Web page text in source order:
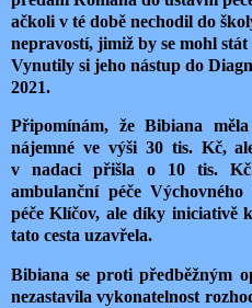
ačkoli v té době nechodil do
nepravostí, jimiž by se mohl
Vynutily si jeho nástup do
2021.
Připomínám, že Bibiana
nájemné ve výši 30 tis. Kč,
v nadaci přišla o 10 tis.
ambulanční péče
péče Klíčov, ale díky iniciativě
tato cesta uzavřela.
Bibiana se proti předběžným
nezastavila vykonatelnost